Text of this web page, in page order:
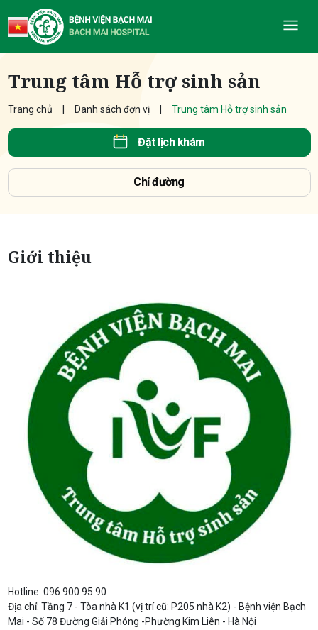
Trung tâm Hỗ trợ sinh sản
Trang chủ Danh sách đơn vị Trung tâm Hỗ trợ sinh sản
Đặt lịch khám
Chỉ đường
Giới thiệu
Hotline: 096 900 95 90
Địa chỉ: Tầng 7 - Tòa nhà K1 (vị trí cũ: P205 nhà K2) - Bệnh viện Bạch
Mai - Số 78 Đường Giải Phóng -Phường Kim Liên - Hà Nội